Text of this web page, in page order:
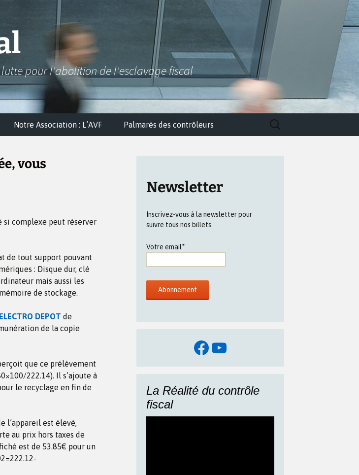
pour l'abolition de l'esclavage fiscal
Notre Association : L’AVF Palmarès des contrôleurs
Rechercher :
vous
si complexe peut réserver
de tout support pouvant
: Disque dur, clé
mais aussi les
de stockage.
ELECTRO DEPOT de
de la copie
que ce prélèvement
222.14). Il s’ajoute à
le recyclage en fin de
l’appareil est élevé,
au prix hors taxes de
est de 53.85€ pour un
Newsletter
Inscrivez-vous à la newsletter pour
suivre tous nos billets.
Votre email*
Facebook
YouTube
La Réalité du contrôle
fiscal